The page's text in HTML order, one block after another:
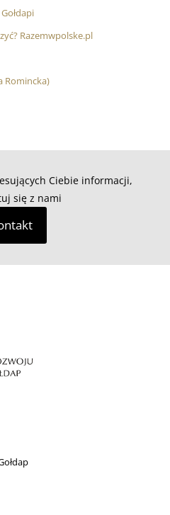
Razemwpolske.pl
Romincka)
Ciebie informacji,
się z nami